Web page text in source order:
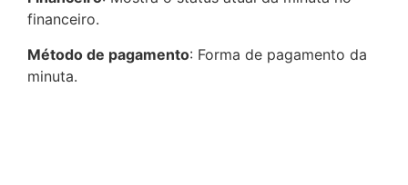
financeiro.
Método de pagamento: Forma de pagamento da
minuta.